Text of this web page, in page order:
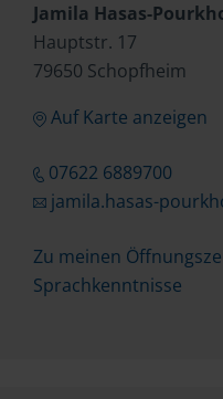
Jamila Hasas-
Hauptstr. 17
79650 Schopfheim
Auf Karte anzeigen
07622 6889700
jamila.hasas-
Zu meinen
Sprachkenntnisse